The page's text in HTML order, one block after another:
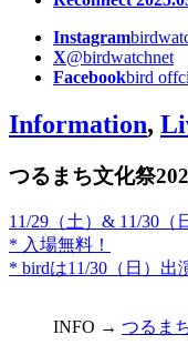
Instagram
X@birdwatchnet
Facebookbird
Information,
つるまち文化祭
11/29（土）& 11/30（
* 入場無料！
* birdは11/30（日）出
INFO → つるま